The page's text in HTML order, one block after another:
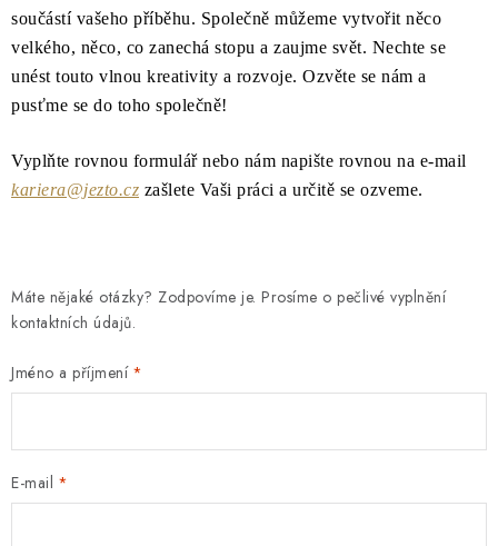
součástí vašeho příběhu. Společně můžeme vytvořit něco
velkého, něco, co zanechá stopu a zaujme svět. Nechte se
unést touto vlnou kreativity a rozvoje. Ozvěte se nám a
pusťme se do toho společně!
Vyplňte rovnou formulář nebo nám napište rovnou na e-mail
kariera@jezto.cz zašlete Vaši práci a určitě se ozveme.
Máte nějaké otázky? Zodpovíme je. Prosíme o pečlivé vyplnění
kontaktních údajů.
Jméno a příjmení
E-mail